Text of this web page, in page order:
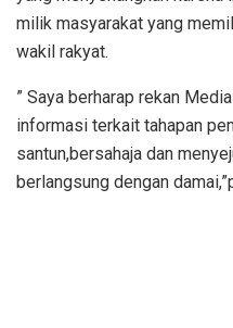
milik masyarakat yang
wakil rakyat.
” Saya berharap rekan
informasi terkait tahapan
santun,bersahaja dan
berlangsung dengan